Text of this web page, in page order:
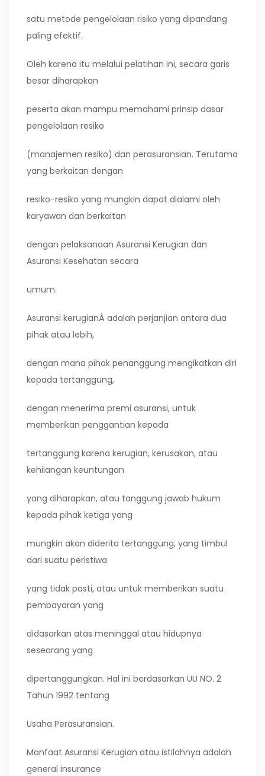
satu metode pengelolaan risiko yang dipandang
paling efektif.
Oleh karena itu melalui pelatihan ini, secara garis
besar diharapkan
peserta akan mampu memahami prinsip dasar
pengelolaan resiko
(manajemen resiko) dan perasuransian. Terutama
yang berkaitan dengan
resiko-resiko yang mungkin dapat dialami oleh
karyawan dan berkaitan
dengan pelaksanaan Asuransi Kerugian dan
Asuransi Kesehatan secara
umum.
Asuransi kerugianÂ adalah perjanjian antara dua
pihak atau lebih,
dengan mana pihak penanggung mengikatkan diri
kepada tertanggung,
dengan menerima premi asuransi, untuk
memberikan penggantian kepada
tertanggung karena kerugian, kerusakan, atau
kehilangan keuntungan
yang diharapkan, atau tanggung jawab hukum
kepada pihak ketiga yang
mungkin akan diderita tertanggung, yang timbul
dari suatu peristiwa
yang tidak pasti, atau untuk memberikan suatu
pembayaran yang
didasarkan atas meninggal atau hidupnya
seseorang yang
dipertanggungkan. Hal ini berdasarkan UU NO. 2
Tahun 1992 tentang
Usaha Perasuransian.
Manfaat Asuransi Kerugian atau istilahnya adalah
general insurance